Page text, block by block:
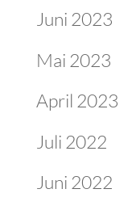
Juni 2023
Mai 2023
April 2023
Juli 2022
Juni 2022